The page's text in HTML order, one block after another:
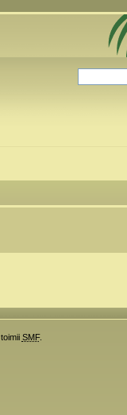
SMF.